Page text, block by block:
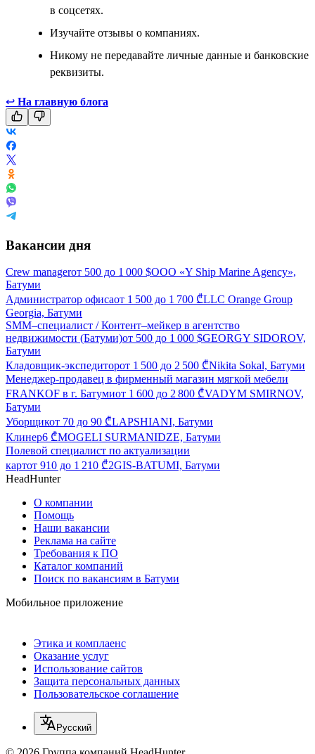
в соцсетях.
Изучайте отзывы о компаниях.
Никому не передавайте личные данные и банковские
реквизиты.
↩ На главную блога
Вакансии дня
Crew managerот 500 до 1 000 $ООО «Y Ship Marine Agency»,
Батуми
Администратор офисаот 1 500 до 1 700 ₾LLC Orange Group
Georgia, Батуми
SMM–специалист / Контент–мейкер в агентство
недвижимости (Батуми)от 500 до 1 000 $GEORGY SIDOROV,
Батуми
Кладовщик-экспедиторот 1 500 до 2 500 ₾Nikita Sokal, Батуми
Менеджер-продавец в фирменный магазин мягкой мебели
FRANKOF в г. Батумиот 1 600 до 2 800 ₾VADYM SMIRNOV,
Батуми
Уборщикот 70 до 90 ₾LAPSHIANI, Батуми
Клинер6 ₾MOGELI SURMANIDZE, Батуми
Полевой специалист по актуализации
картот 910 до 1 210 ₾2GIS-BATUMI, Батуми
HeadHunter
О компании
Помощь
Наши вакансии
Реклама на сайте
Требования к ПО
Каталог компаний
Поиск по вакансиям в Батуми
Мобильное приложение
Этика и комплаенс
Оказание услуг
Использование сайтов
Защита персональных данных
Пользовательское соглашение
Русский